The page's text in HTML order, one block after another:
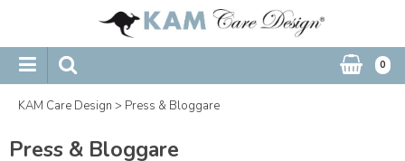
0
KAM Care Design > Press & Bloggare
Press & Bloggare